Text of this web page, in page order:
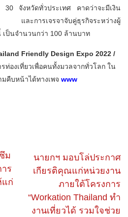
30 จังหวัดทั่วประเทศ คาดว่าจะมีเงิน
และการเจรจาจับคู่ธุรกิจระหว่างผู้
เป็นจำนวนกว่า 100 ล้านบาท
Friendly Design Expo 2022 /
ท่องเที่ยวเพื่อคนทั้งมวลจากทั่วโลก ใน
คืบหน้าได้ทางเพจ www
ม
ร
แก่
นายกฯ มอบโล่ประกาศ
เกียรติคุณแก่หน่วยงาน
ภายใต้โครงการ
“Workation Thailand ทํา
งานเที่ยวได้ รวมใจช่วย